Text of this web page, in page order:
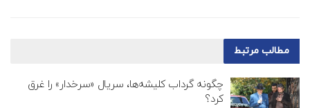
مطالب مرتبط
چگونه گرداب کلیشه‌ها، سریال «سرخدار» را غرق
کرد؟